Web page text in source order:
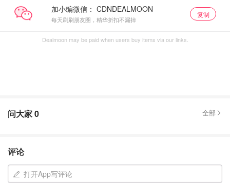
加小编微信：
每天刷刷朋友圈，精华折扣不漏掉
复制
Dealmoon may be paid when users buy items via our links.
问大家0 全部
评论
打开App写评论